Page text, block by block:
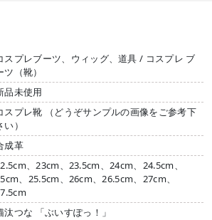
スプレブーツ、ウィッグ、道具 / コスプレ ブ
ツ（靴）
品未使用
スプレ靴 （どうぞサンプルの画像をご参考下
い）
成革
、23cm、23.5cm、24cm、24.5cm、
、25.5cm、26cm、26.5cm、27cm、
汰つな 「ぶいすぽっ！」